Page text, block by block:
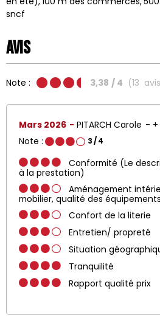
sncf
Avis
Note : 3,38 / 4 (13 avis
Mars 2026 PITARCH Carole
Note :
3/ 4
Conformité (Le
à la prestation)
Aménagement
mobilier, qualité des
Confort de la literie
Entretien/ propreté
Situation
Tranquilité
Rapport qualité prix